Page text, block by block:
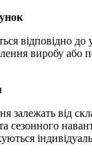
відповідно до
виробу або
залежать від
сезонного